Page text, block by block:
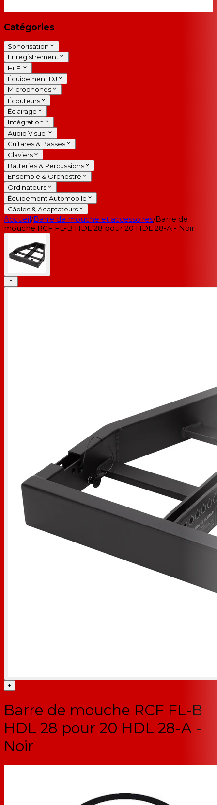
Catégories
Sonorisation
Enregistrement
Hi-Fi
Équipement DJ
Microphones
Écouteurs
Éclairage
Intégration
Audio Visuel
Guitares & Basses
Claviers
Batteries & Percussions
Ensemble & Orchestre
Ordinateurs
Équipement Automobile
Câbles & Adaptateurs
Accueil/Barre de mouche et accessoires/Barre de
mouche RCF FL-B HDL 28 pour 20 HDL 28-A - Noir
+
Barre de mouche RCF FL-B
HDL 28 pour 20 HDL 28-A -
Noir